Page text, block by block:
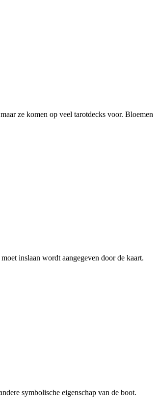
ze komen op veel tarotdecks voor. Bloemen
inslaan wordt aangegeven door de kaart.
symbolische eigenschap van de boot.